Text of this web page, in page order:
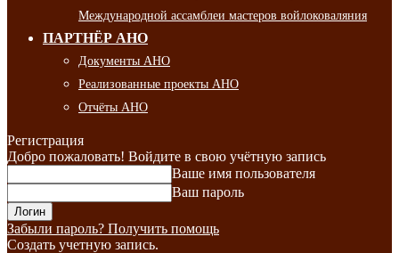
Международной ассамблеи мастеров войлоковаляния
ПАРТНЁР АНО
Документы АНО
Реализованные проекты АНО
Отчёты АНО
Регистрация
Добро пожаловать! Войдите в свою учётную запись
Ваше имя пользователя
Ваш пароль
Забыли пароль? Получить помощь
Создать учетную запись.